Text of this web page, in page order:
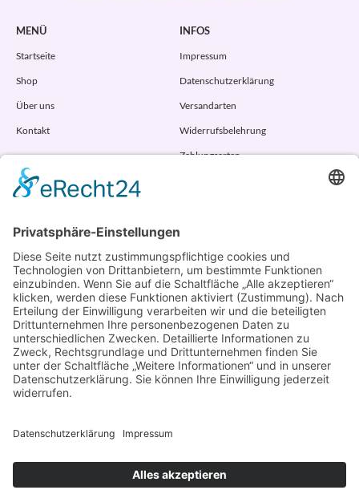
MENÜ
Startseite
Shop
Über uns
Kontakt
INFOS
Impressum
Datenschutzerklärung
Versandarten
Widerrufsbelehrung
Zahlungsarten
ADRESSE
Randstr. 28
47804 Krefeld
+49 176 58266120
+49 176 58266120
+48 609 953 066
info@kotarek.com
Verpackungsregister LUCID: DE2926643562464